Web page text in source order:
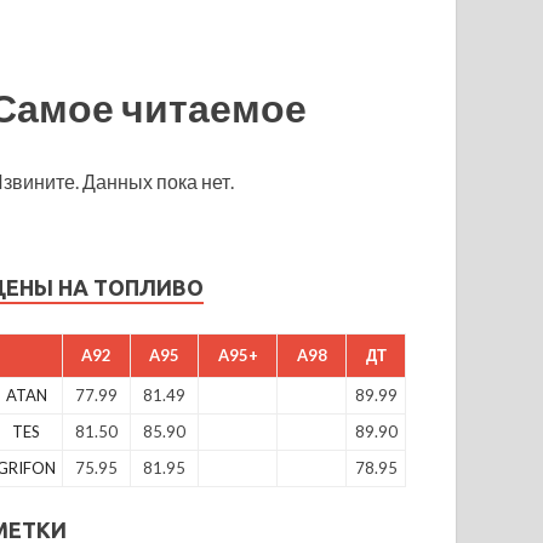
читаемое
Данных пока нет.
НА ТОПЛИВО
A92 A95 A95+ A98 ДТ
ATAN 77.99 81.49
89.99
TES
81.50 85.90
89.90
75.95 81.95 78.95